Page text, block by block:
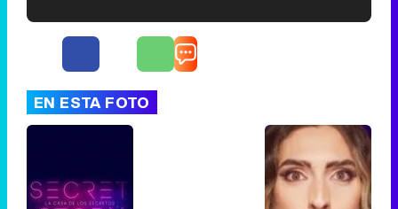
Tráiler de '33 días', la nueva serie de Atresplayer con Julián Villagrán y José Manuel Poga
EN ESTA FOTO